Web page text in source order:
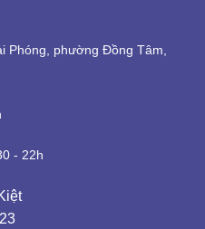
Phóng, phường Đồng Tâm,
- 22h